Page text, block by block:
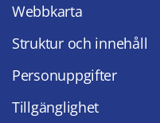
Webbkarta
Struktur och innehåll
Personuppgifter
Tillgänglighet